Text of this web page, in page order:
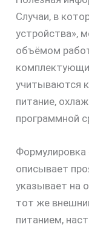
Случаи, в
устройства»,
объёмом
учитываются
питание,
программной
Формулировка
описывает
указывает на
тот же
питанием,